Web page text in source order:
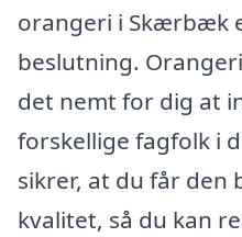
orangeri i Skærbæk
beslutning.
det nemt for dig at
forskellige fagfolk i
sikrer, at du får den
kvalitet, så du kan